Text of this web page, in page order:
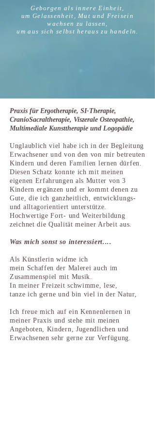
Geborgen als innere Einheit,
um Gelassenheit, Mut und Freisein
wachsen zu lassen,
um aus sich selbst heraus zu handeln.
Praxis für Ergotherapie, SI-Therapie,
CranioSacraltherapie, Viszerale Osteopathie,
Multimediale Kunsttherapie und Logopädie
Unglaublich viel habe ich in der Begleitung
Erwachsener und von den von mir betreuten
Kindern und deren Familien lernen dürfen.
Diesen Schatz konnte ich mit meinen
eigenen Erfahrungen als Mutter von 3
Kindern ergänzen und er kommt denen zu
Gute, die ich ganzheitlich, entwicklungs-
und alltagorientiert unterstütze.
Hochwertige Fort- und Weiterbildung
zeichnet die Qualität meiner Arbeit aus.
Was mich sonst so interessiert....
Als Künstlerin widme ich
mein Schaffen der Malereiauch im
Zusammenspiel mit Musik.
In meiner Freizeit schwimme, lese,
tanze ich gerne und bin viel in der Natur,
Ich freue mich auf ein Kennenlernen in
meiner Praxis und stehe mit meinen
Angeboten, Kindern, Jugendlichen und
Erwachsenen sehr gerne zur Verfügung.